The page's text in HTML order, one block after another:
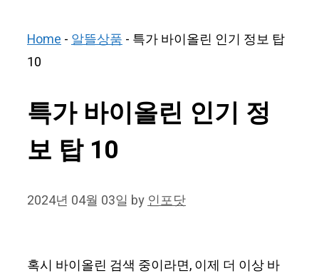
Home-알뜰상품- 특가 바이올린 인기 정보 탑
10
특가 바이올린 인기 정
보 탑 10
2024년 04월 03일 by인포닷
혹시 바이올린 검색 중이라면, 이제 더 이상 바